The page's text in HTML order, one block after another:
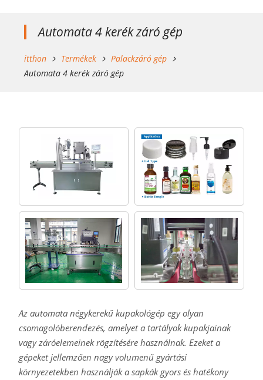
Automata 4 kerék záró gép
itthon Termékek
Palackzáró gép
Automata 4 kerék záró gép
Az automata négykerekű kupakológép egy olyan
csomagolóberendezés, amelyet a tartályok kupakjainak
vagy záróelemeinek rögzítésére használnak. Ezeket a
gépeket jellemzően nagy volumenű gyártási
környezetekben használják a sapkák gyors és hatékony